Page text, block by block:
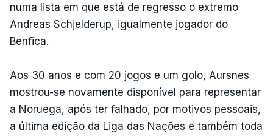
numa lista em que está de regresso o extremo
Andreas Schjelderup, igualmente jogador do
Benfica.
Aos 30 anos e com 20 jogos e um golo, Aursnes
mostrou-se novamente disponível para representar
a Noruega, após ter falhado, por motivos pessoais,
a última edição da Liga das Nações e também toda